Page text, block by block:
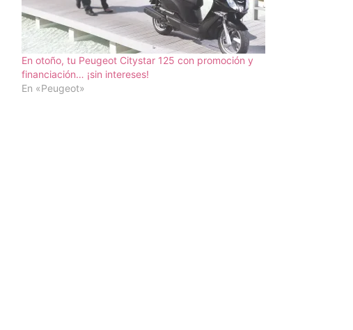
En otoño, tu Peugeot Citystar 125 con promoción y
financiación… ¡sin intereses!
En «Peugeot»